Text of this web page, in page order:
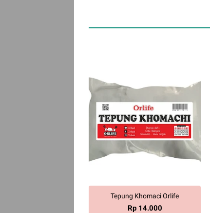
Tepung Khomaci Orlife
Rp 14.000